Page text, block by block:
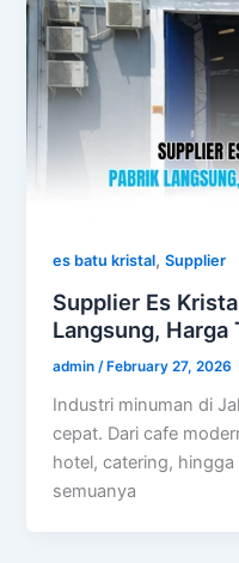
es batu kristal,Supplier
Supplier Es
Langsung,
admin /February 27, 2026
Industri minuman di
cepat. Dari cafe
hotel, catering,
semuanya